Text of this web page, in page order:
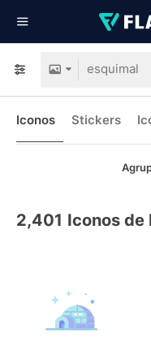
Iconos Stickers
2,401 Iconos de